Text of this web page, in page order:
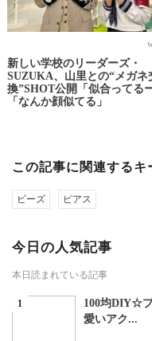
新しい学校のリーダーズ・
SUZUKA、山里との“メガネ
換”SHOT公開「似合ってるー
「なんか顔似てる」
この記事に関連するキ
ビーズ ピアス
今日の人気記事
本日読まれている記事
100均DIY☆
愛いアク...